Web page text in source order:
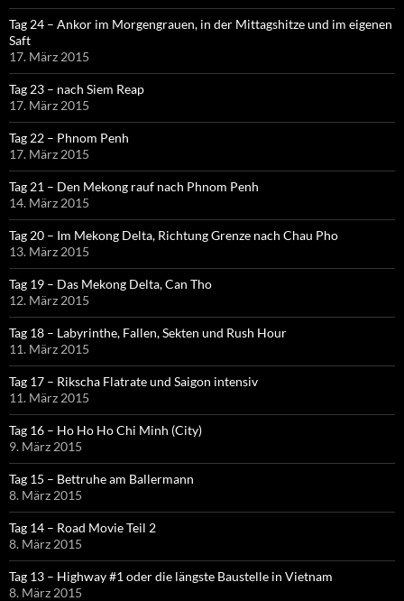
Tag 24 – Ankor im Morgengrauen, in der Mittagshitze und im eigenen
Saft
17. März 2015
Tag 23 – nach Siem Reap
17. März 2015
Tag 22 – Phnom Penh
17. März 2015
Tag 21 – Den Mekong rauf nach Phnom Penh
14. März 2015
Tag 20 – Im Mekong Delta, Richtung Grenze nach Chau Pho
13. März 2015
Tag 19 – Das Mekong Delta, Can Tho
12. März 2015
Tag 18 – Labyrinthe, Fallen, Sekten und Rush Hour
11. März 2015
Tag 17 – Rikscha Flatrate und Saigon intensiv
11. März 2015
Tag 16 – Ho Ho Ho Chi Minh (City)
9. März 2015
Tag 15 – Bettruhe am Ballermann
8. März 2015
Tag 14 – Road Movie Teil 2
8. März 2015
Tag 13 – Highway #1 oder die längste Baustelle in Vietnam
8. März 2015